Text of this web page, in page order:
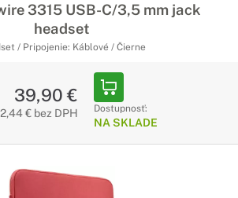
3315 USB-C/3,5 mm jack
headset
/ Pripojenie: Káblové / Čierne
39,90 €
€ bez DPH Dostupnosť:
NA SKLADE